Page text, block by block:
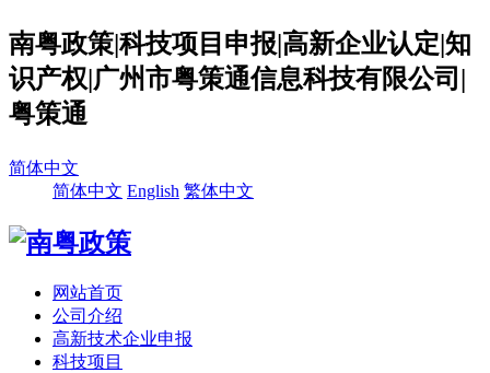
南粤政策|科技项目申报|高新企业认定|知
识产权|广州市粤策通信息科技有限公司|
粤策通
简体中文
简体中文 English 繁体中文
网站首页
公司介绍
高新技术企业申报
科技项目